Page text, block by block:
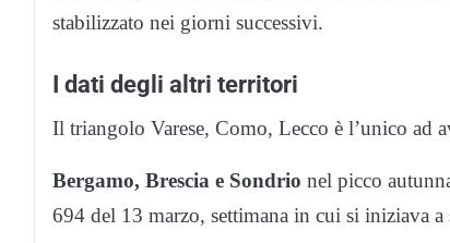
stabilizzato nei giorni successivi.
I dati degli altri territori
Il triangolo Varese, Como, Lecco è l’unico ad
Bergamo, Brescia e Sondrio nel picco
694 del 13 marzo, settimana in cui si iniziava